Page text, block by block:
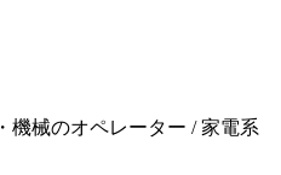
機械のオペレーター / 家電系